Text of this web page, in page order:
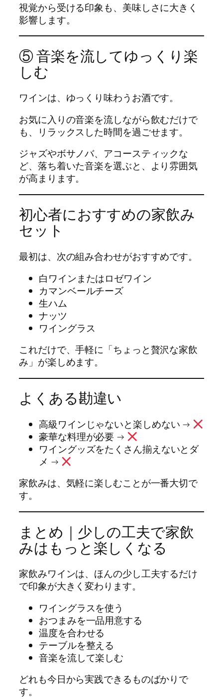
視覚から受ける印象も、美味しさに大きく
影響します。
⑤ 音楽を流してゆっくり楽
しむ
ワインは、ゆっくり味わうお酒です。
お気に入りの音楽を流しながら飲むだけで
も、リラックスした時間を過ごせます。
ジャズやボサノバ、アコースティックな
ど、落ち着いた音楽を選ぶと、より雰囲気
が高まります。
初心者におすすめの家飲み
セット
最初は、次の組み合わせがおすすめです。
白ワインまたはロゼワイン
カマンベールチーズ
生ハム
ナッツ
ワイングラス
これだけで、手軽に「ちょっと贅沢な家飲
み」が楽しめます。
よくある勘違い
高級ワインじゃないと楽しめない →
豪華な料理が必要 →
ワイングッズをたくさん揃えないとダ
メ →
家飲みは、気軽に楽しむことが一番大切で
す。
まとめ｜少しの工夫で家飲
みはもっと楽しくなる
家飲みワインは、ほんの少し工夫するだけ
で印象が大きく変わります。
ワイングラスを使う
おつまみを一品用意する
温度を合わせる
テーブルを整える
音楽を流して楽しむ
どれも今日から実践できるものばかりで
す。